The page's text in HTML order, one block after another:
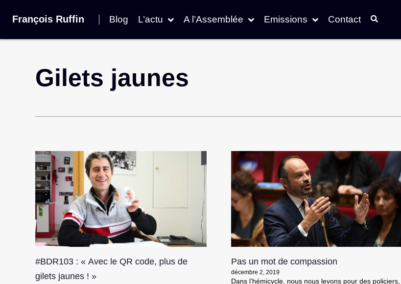
François Ruffin Blog L’actu A l’Assemblée Emissions Contact
Gilets jaunes
#BDR103 : « Avec le QR code, plus de
gilets jaunes ! »
Pas un mot de compassion
décembre 2, 2019
Dans l’hémicycle, nous nous levons pour des policiers,